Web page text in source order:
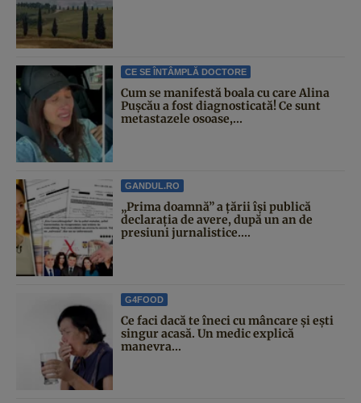
CE SE ÎNTÂMPLĂ DOCTORE
Cum se manifestă boala cu care Alina
Pușcău a fost diagnosticată! Ce sunt
metastazele osoase,...
GANDUL.RO
„Prima doamnă” a țării își publică
declarația de avere, după un an de
presiuni jurnalistice....
G4FOOD
Ce faci dacă te îneci cu mâncare și ești
singur acasă. Un medic explică
manevra...